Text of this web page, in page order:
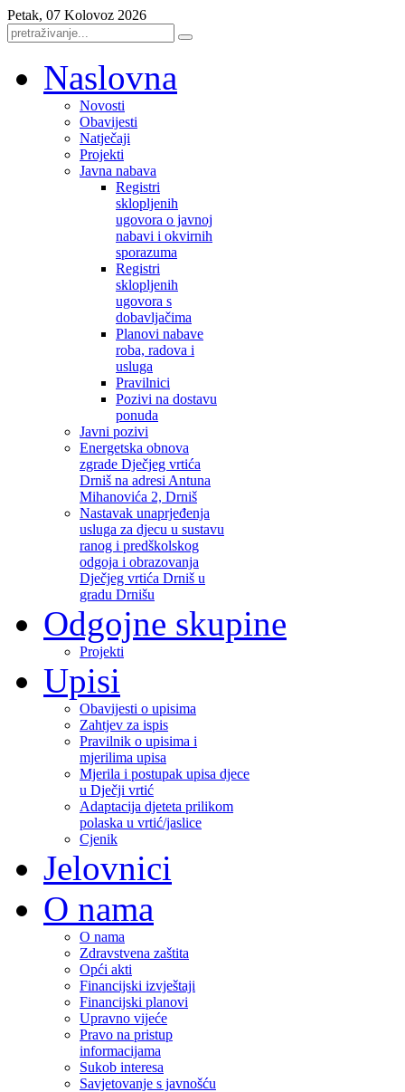
Petak, 07 Kolovoz 2026
Naslovna
Novosti
Obavijesti
Natječaji
Projekti
Javna nabava
Registri
sklopljenih
ugovora o javnoj
nabavi i okvirnih
sporazuma
Registri
sklopljenih
ugovora s
dobavljačima
Planovi nabave
roba, radova i
usluga
Pravilnici
Pozivi na dostavu
ponuda
Javni pozivi
Energetska obnova
zgrade Dječjeg vrtića
Drniš na adresi Antuna
Mihanovića 2, Drniš
Nastavak unaprjeđenja
usluga za djecu u sustavu
ranog i predškolskog
odgoja i obrazovanja
Dječjeg vrtića Drniš u
gradu Drnišu
Odgojne skupine
Projekti
Upisi
Obavijesti o upisima
Zahtjev za ispis
Pravilnik o upisima i
mjerilima upisa
Mjerila i postupak upisa djece
u Dječji vrtić
Adaptacija djeteta prilikom
polaska u vrtić/jaslice
Cjenik
Jelovnici
O nama
O nama
Zdravstvena zaštita
Opći akti
Financijski izvještaji
Financijski planovi
Upravno vijeće
Pravo na pristup
informacijama
Sukob interesa
Savjetovanje s javnošću